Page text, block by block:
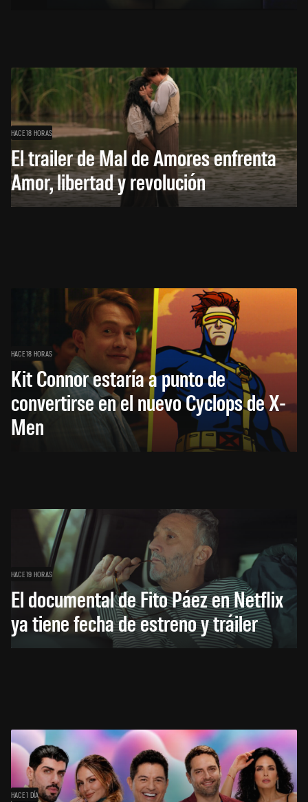
HACE 18 HORAS
El trailer de Mal de Amores enfrenta
Amor, libertad y revolución
HACE 18 HORAS
Kit Connor estaría a punto de
convertirse en el nuevo Cyclops de X-
Men
HACE 19 HORAS
El documental de Fito Páez en Netflix
ya tiene fecha de estreno y tráiler
HACE 1 DÍA